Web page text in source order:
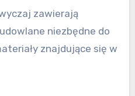
zawierają
niezbędne do
znajdujące się w